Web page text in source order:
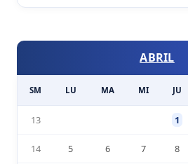
ABRIL
SM LU MA MI JU
13 1
14 5 6 7 8